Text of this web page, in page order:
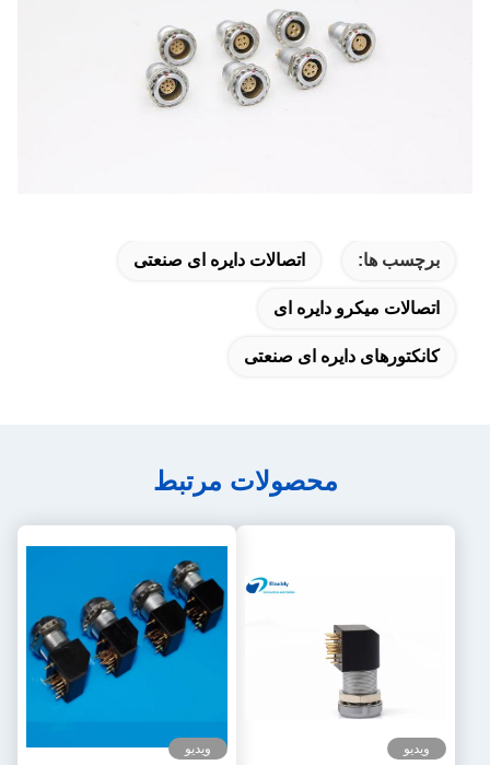
برچسب ها: اتصالات دایره ای صنعتی
اتصالات میکرو دایره ای
کانکتورهای دایره ای صنعتی
محصولات مرتبط
ویدیو ویدیو